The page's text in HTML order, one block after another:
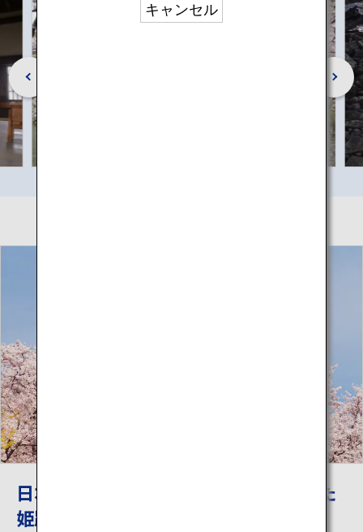
日本で初めて世界遺産として登録された
姫路城
キャンセル